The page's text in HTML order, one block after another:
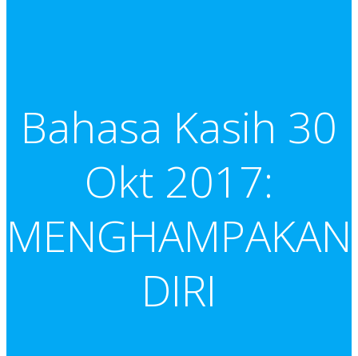
Bahasa Kasih 30
Okt 2017:
MENGHAMPAKAN
DIRI